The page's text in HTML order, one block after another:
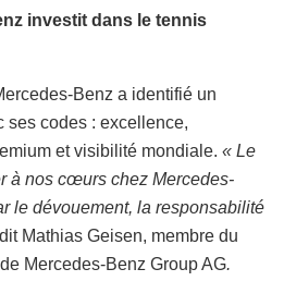
investit dans le tennis
Benz a identifié un
ses codes : excellence,
et visibilité mondiale. « Le
à nos cœurs chez Mercedes-
le dévouement, la responsabilité
dit Mathias Geisen, membre du
Mercedes-Benz Group AG.